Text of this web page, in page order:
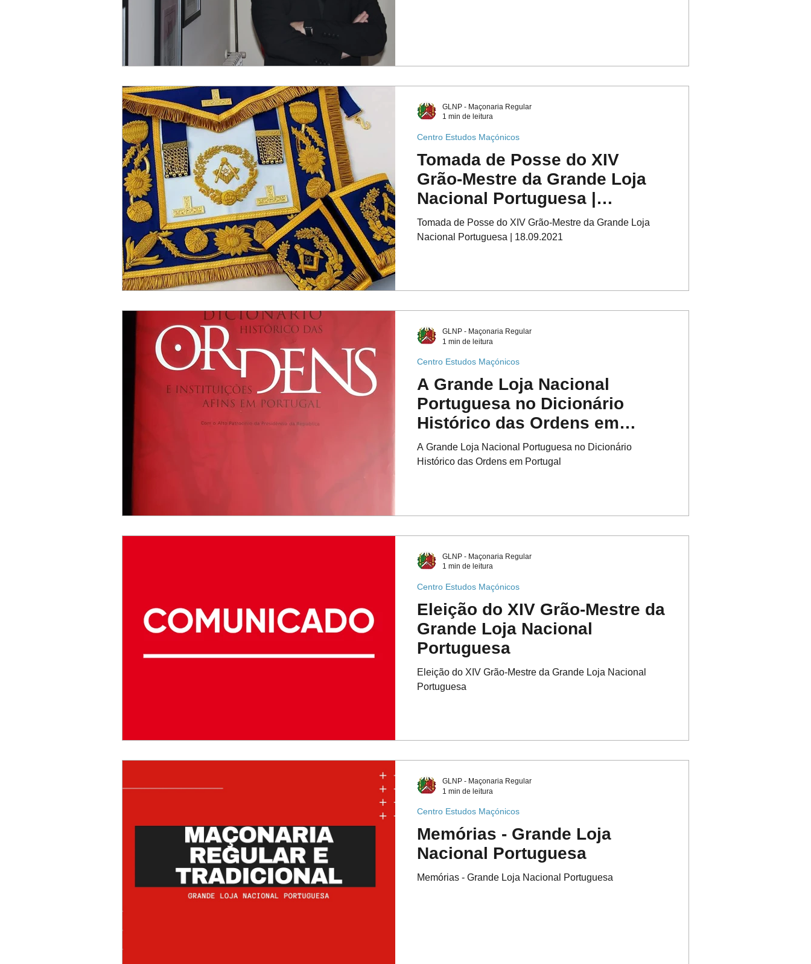
Tomada de Posse do XIV
Grão-Mestre da Grande Loja
Nacional Portuguesa |
18.09.2021
Tomada de Posse do XIV Grão-Mestre da Grande Loja
Nacional Portuguesa | 18.09.2021
Centro Estudos Maçónicos
GLNP - Maçonaria Regular
1 min de leitura
A Grande Loja Nacional
Portuguesa no Dicionário
Histórico das Ordens em
Portugal
A Grande Loja Nacional Portuguesa no Dicionário
Histórico das Ordens em Portugal
Centro Estudos Maçónicos
GLNP - Maçonaria Regular
1 min de leitura
Eleição do XIV Grão-Mestre da
Grande Loja Nacional
Portuguesa
Eleição do XIV Grão-Mestre da Grande Loja Nacional
Portuguesa
Centro Estudos Maçónicos
GLNP - Maçonaria Regular
1 min de leitura
Memórias - Grande Loja
Nacional Portuguesa
Memórias - Grande Loja Nacional Portuguesa
Centro Estudos Maçónicos
GLNP - Maçonaria Regular
1 min de leitura